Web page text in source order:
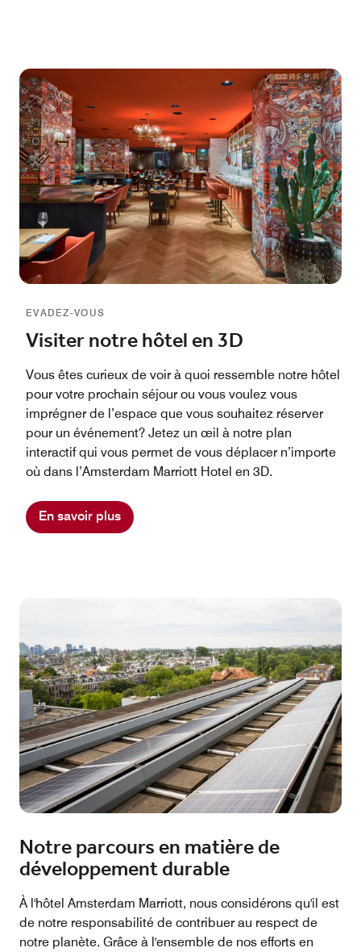
EVADEZ-VOUS
Visiter notre hôtel en 3D
Vous êtes curieux de voir à quoi ressemble notre hôtel
pour votre prochain séjour ou vous voulez vous
imprégner de l’espace que vous souhaitez réserver
pour un événement? Jetez un œil à notre plan
interactif qui vous permet de vous déplacer n’importe
où dans l’Amsterdam Marriott Hotel en 3D.
En savoir plus
Notre parcours en matière de
développement durable
À l'hôtel Amsterdam Marriott, nous considérons qu'il est
de notre responsabilité de contribuer au respect de
notre planète. Grâce à l'ensemble de nos efforts en